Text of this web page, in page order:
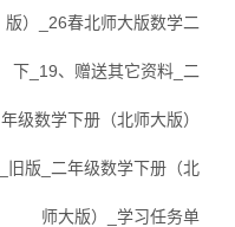
版）_26春北师大版数学二
下_19、赠送其它资料_二
年级数学下册（北师大版）
_旧版_二年级数学下册（北
师大版）_学习任务单